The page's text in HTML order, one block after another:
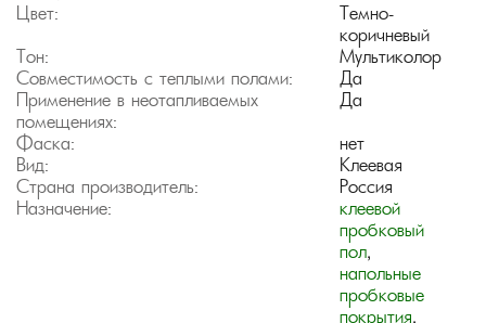
Цвет:
Темно-
коричневый
Тон:
Мультиколор
Совместимость с теплыми полами:
Да
Применение в неотапливаемых
помещениях:
Да
Фаска:
нет
Вид:
Клеевая
Страна производитель:
Россия
Назначение:
клеевой
пробковый
пол,
напольные
пробковые